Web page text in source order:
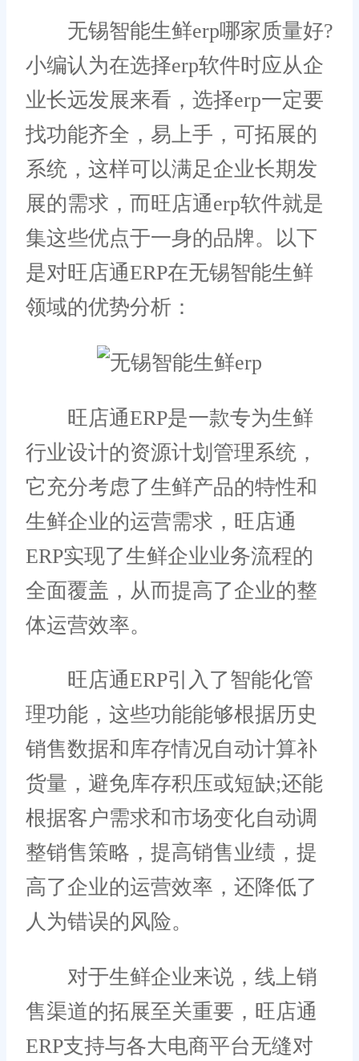
无锡智能生鲜erp哪家质量好?
小编认为在选择erp软件时应从企
业长远发展来看，选择erp一定要
找功能齐全，易上手，可拓展的
系统，这样可以满足企业长期发
展的需求，而旺店通erp软件就是
集这些优点于一身的品牌。以下
是对旺店通ERP在无锡智能生鲜
领域的优势分析：
旺店通ERP是一款专为生鲜
行业设计的资源计划管理系统，
它充分考虑了生鲜产品的特性和
生鲜企业的运营需求，旺店通
ERP实现了生鲜企业业务流程的
全面覆盖，从而提高了企业的整
体运营效率。
旺店通ERP引入了智能化管
理功能，这些功能能够根据历史
销售数据和库存情况自动计算补
货量，避免库存积压或短缺;还能
根据客户需求和市场变化自动调
整销售策略，提高销售业绩，提
高了企业的运营效率，还降低了
人为错误的风险。
对于生鲜企业来说，线上销
售渠道的拓展至关重要，旺店通
ERP支持与各大电商平台无缝对